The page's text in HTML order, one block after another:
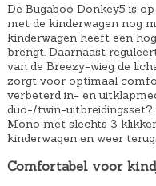
De Bugaboo Donkey5 is
met de kinderwagen nog
kinderwagen heeft een
brengt. Daarnaast
van de Breezy-wieg de
zorgt voor optimaal
verbeterd in- en
duo-/twin-uitbreidingsset?
Mono met slechts 3
kinderwagen en weer terug.
Comfortabel voor